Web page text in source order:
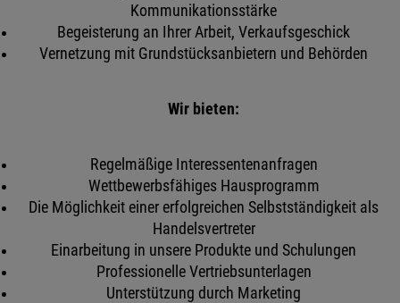
Kommunikationsstärke
Begeisterung an Ihrer Arbeit, Verkaufsgeschick
Vernetzung mit Grundstücksanbietern und Behörden
Wir bieten:
Regelmäßige Interessentenanfragen
Wettbewerbsfähiges Hausprogramm
Die Möglichkeit einer erfolgreichen Selbstständigkeit als
Handelsvertreter
Einarbeitung in unsere Produkte und Schulungen
Professionelle Vertriebsunterlagen
Unterstützung durch Marketing